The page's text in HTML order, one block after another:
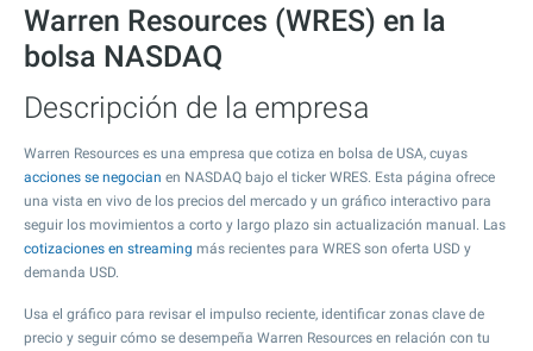
Warren Resources (WRES) en la
bolsa NASDAQ
Descripción de la empresa
Warren Resources es una empresa que cotiza en bolsa de USA, cuyas
acciones se negocian en NASDAQ bajo el ticker WRES. Esta página ofrece
una vista en vivo de los precios del mercado y un gráfico interactivo para
seguir los movimientos a corto y largo plazo sin actualización manual. Las
cotizaciones en streaming más recientes para WRES son oferta USD y
demanda USD.
Usa el gráfico para revisar el impulso reciente, identificar zonas clave de
precio y seguir cómo se desempeña Warren Resources en relación con tu